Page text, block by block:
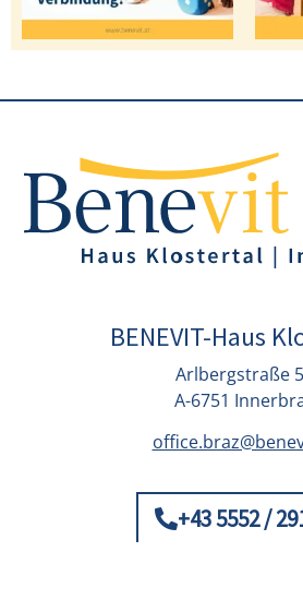
BENEVIT-Haus
Arlbergstraße
A-6751
+43 5552 /